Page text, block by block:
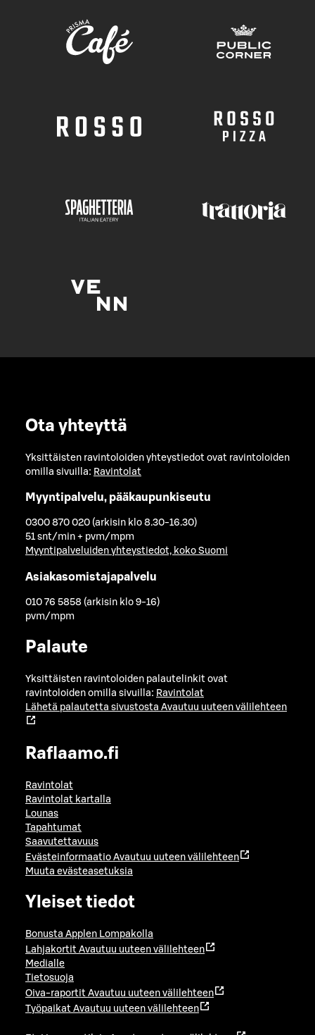
Ota yhteyttä
Yksittäisten ravintoloiden yhteystiedot ovat ravintoloiden
omilla sivuilla: Ravintolat
Myyntipalvelu, pääkaupunkiseutu
0300 870 020 (arkisin klo 8.30-16.30)
51 snt/min + pvm/mpm
Myyntipalveluiden yhteystiedot, koko Suomi
Asiakasomistajapalvelu
010 76 5858 (arkisin klo 9-16)
pvm/mpm
Palaute
Yksittäisten ravintoloiden palautelinkit ovat
ravintoloiden omilla sivuilla: Ravintolat
Lähetä palautetta sivustosta Avautuu uuteen välilehteen
Raflaamo.fi
Ravintolat
Ravintolat kartalla
Lounas
Tapahtumat
Saavutettavuus
Evästeinformaatio Avautuu uuteen välilehteen
Muuta evästeasetuksia
Yleiset tiedot
Bonusta Applen Lompakolla
Lahjakortit Avautuu uuteen välilehteen
Medialle
Tietosuoja
Oiva-raportit Avautuu uuteen välilehteen
Työpaikat Avautuu uuteen välilehteen